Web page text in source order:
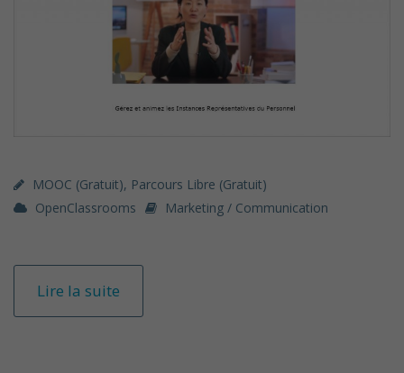
MOOC (gratuit), Parcours Libre (gratuit)
OpenClassrooms
Marketing / Communication
Lire la suite